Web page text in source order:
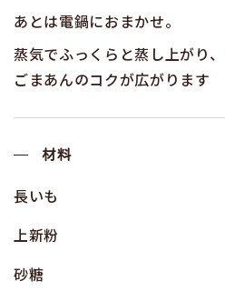
あとは電鍋におまかせ。
蒸気でふっくらと蒸し上がり
ごまあんのコクが広がります
材料
長いも
上新粉
砂糖